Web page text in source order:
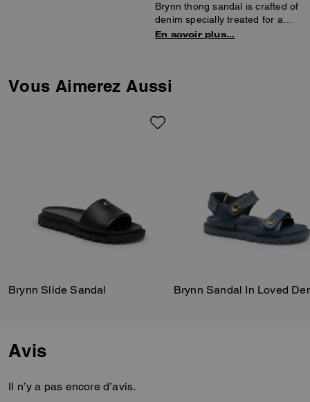
Brynn thong sandal is crafted of
denim specially treated for a
love-worn look and a chunky,
finished with our polished
En savoir plus…
Vous Aimerez Aussi
Brynn Slide Sandal Brynn Sandal In Loved
Avis
Il n’y a pas encore d’avis.